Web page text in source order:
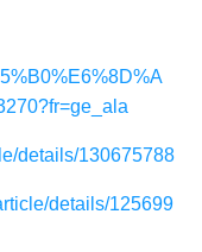
details/130675788
details/125699